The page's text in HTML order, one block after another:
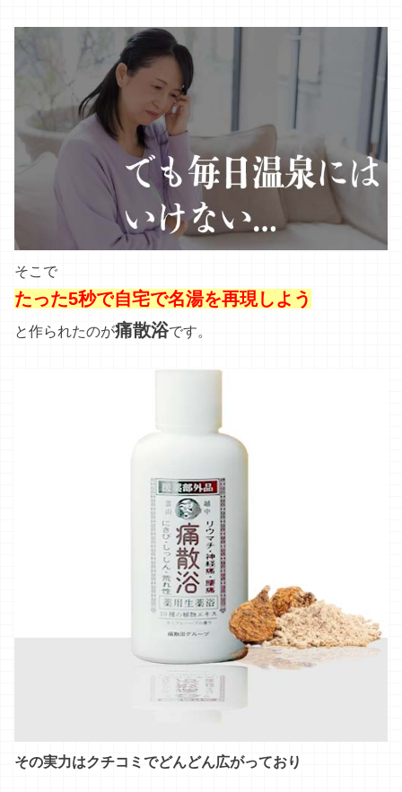
そこで
たった5秒で自宅で名湯を再現しよう
と作られたのが痛散浴です。
その実力はクチコミでどんどん広がっており